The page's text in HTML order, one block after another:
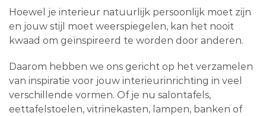
Hoewel je interieur natuurlijk persoonlijk moet zijn
en jouw stijl moet weerspiegelen, kan het nooit
kwaad om geïnspireerd te worden door anderen.
Daarom hebben we ons gericht op het verzamelen
van inspiratie voor jouw interieurinrichting in veel
verschillende vormen. Of je nu salontafels,
eettafelstoelen, vitrinekasten, lampen, banken of